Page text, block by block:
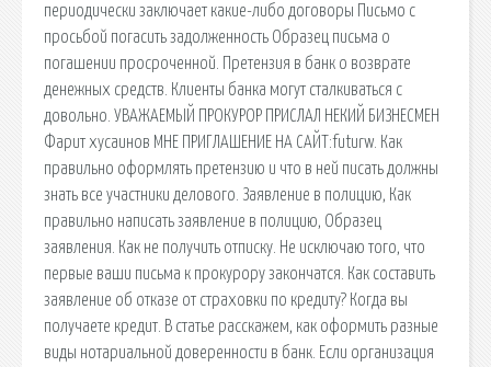
периодически заключает какие-либо договоры Письмо с
просьбой погасить задолженность Образец письма о
погашении просроченной. Претензия в банк о возврате
денежных средств. Клиенты банка могут сталкиваться с
довольно. УВАЖАЕМЫЙ ПРОКУРОР ПРИСЛАЛ НЕКИЙ БИЗНЕСМЕН
Фарит хусаинов МНЕ ПРИГЛАШЕНИЕ НА САЙТ:futurw. Как
правильно оформлять претензию и что в ней писать должны
знать все участники делового. Заявление в полицию, Как
правильно написать заявление в полицию, Образец
заявления. Как не получить отписку. Не исключаю того, что
первые ваши письма к прокурору закончатся. Как составить
заявление об отказе от страховки по кредиту? Когда вы
получаете кредит. В статье расскажем, как оформить разные
виды нотариальной доверенности в банк. Если организация